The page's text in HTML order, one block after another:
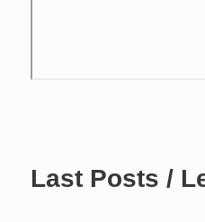
Last Posts /